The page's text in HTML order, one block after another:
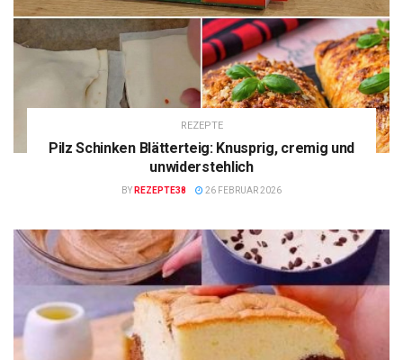
REZEPTE
Pilz Schinken Blätterteig: Knusprig, cremig und
unwiderstehlich
BY REZEPTE38 26 FEBRUAR 2026